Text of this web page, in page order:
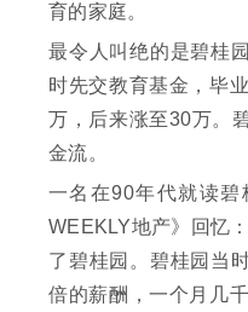
育的家庭。
最令人叫绝的是碧桂
时先交教育基金，毕
万，后来涨至30万。
金流。
一名在90年代就读
WEEKLY地产》回忆
了碧桂园。碧桂园当
倍的薪酬，一个月几